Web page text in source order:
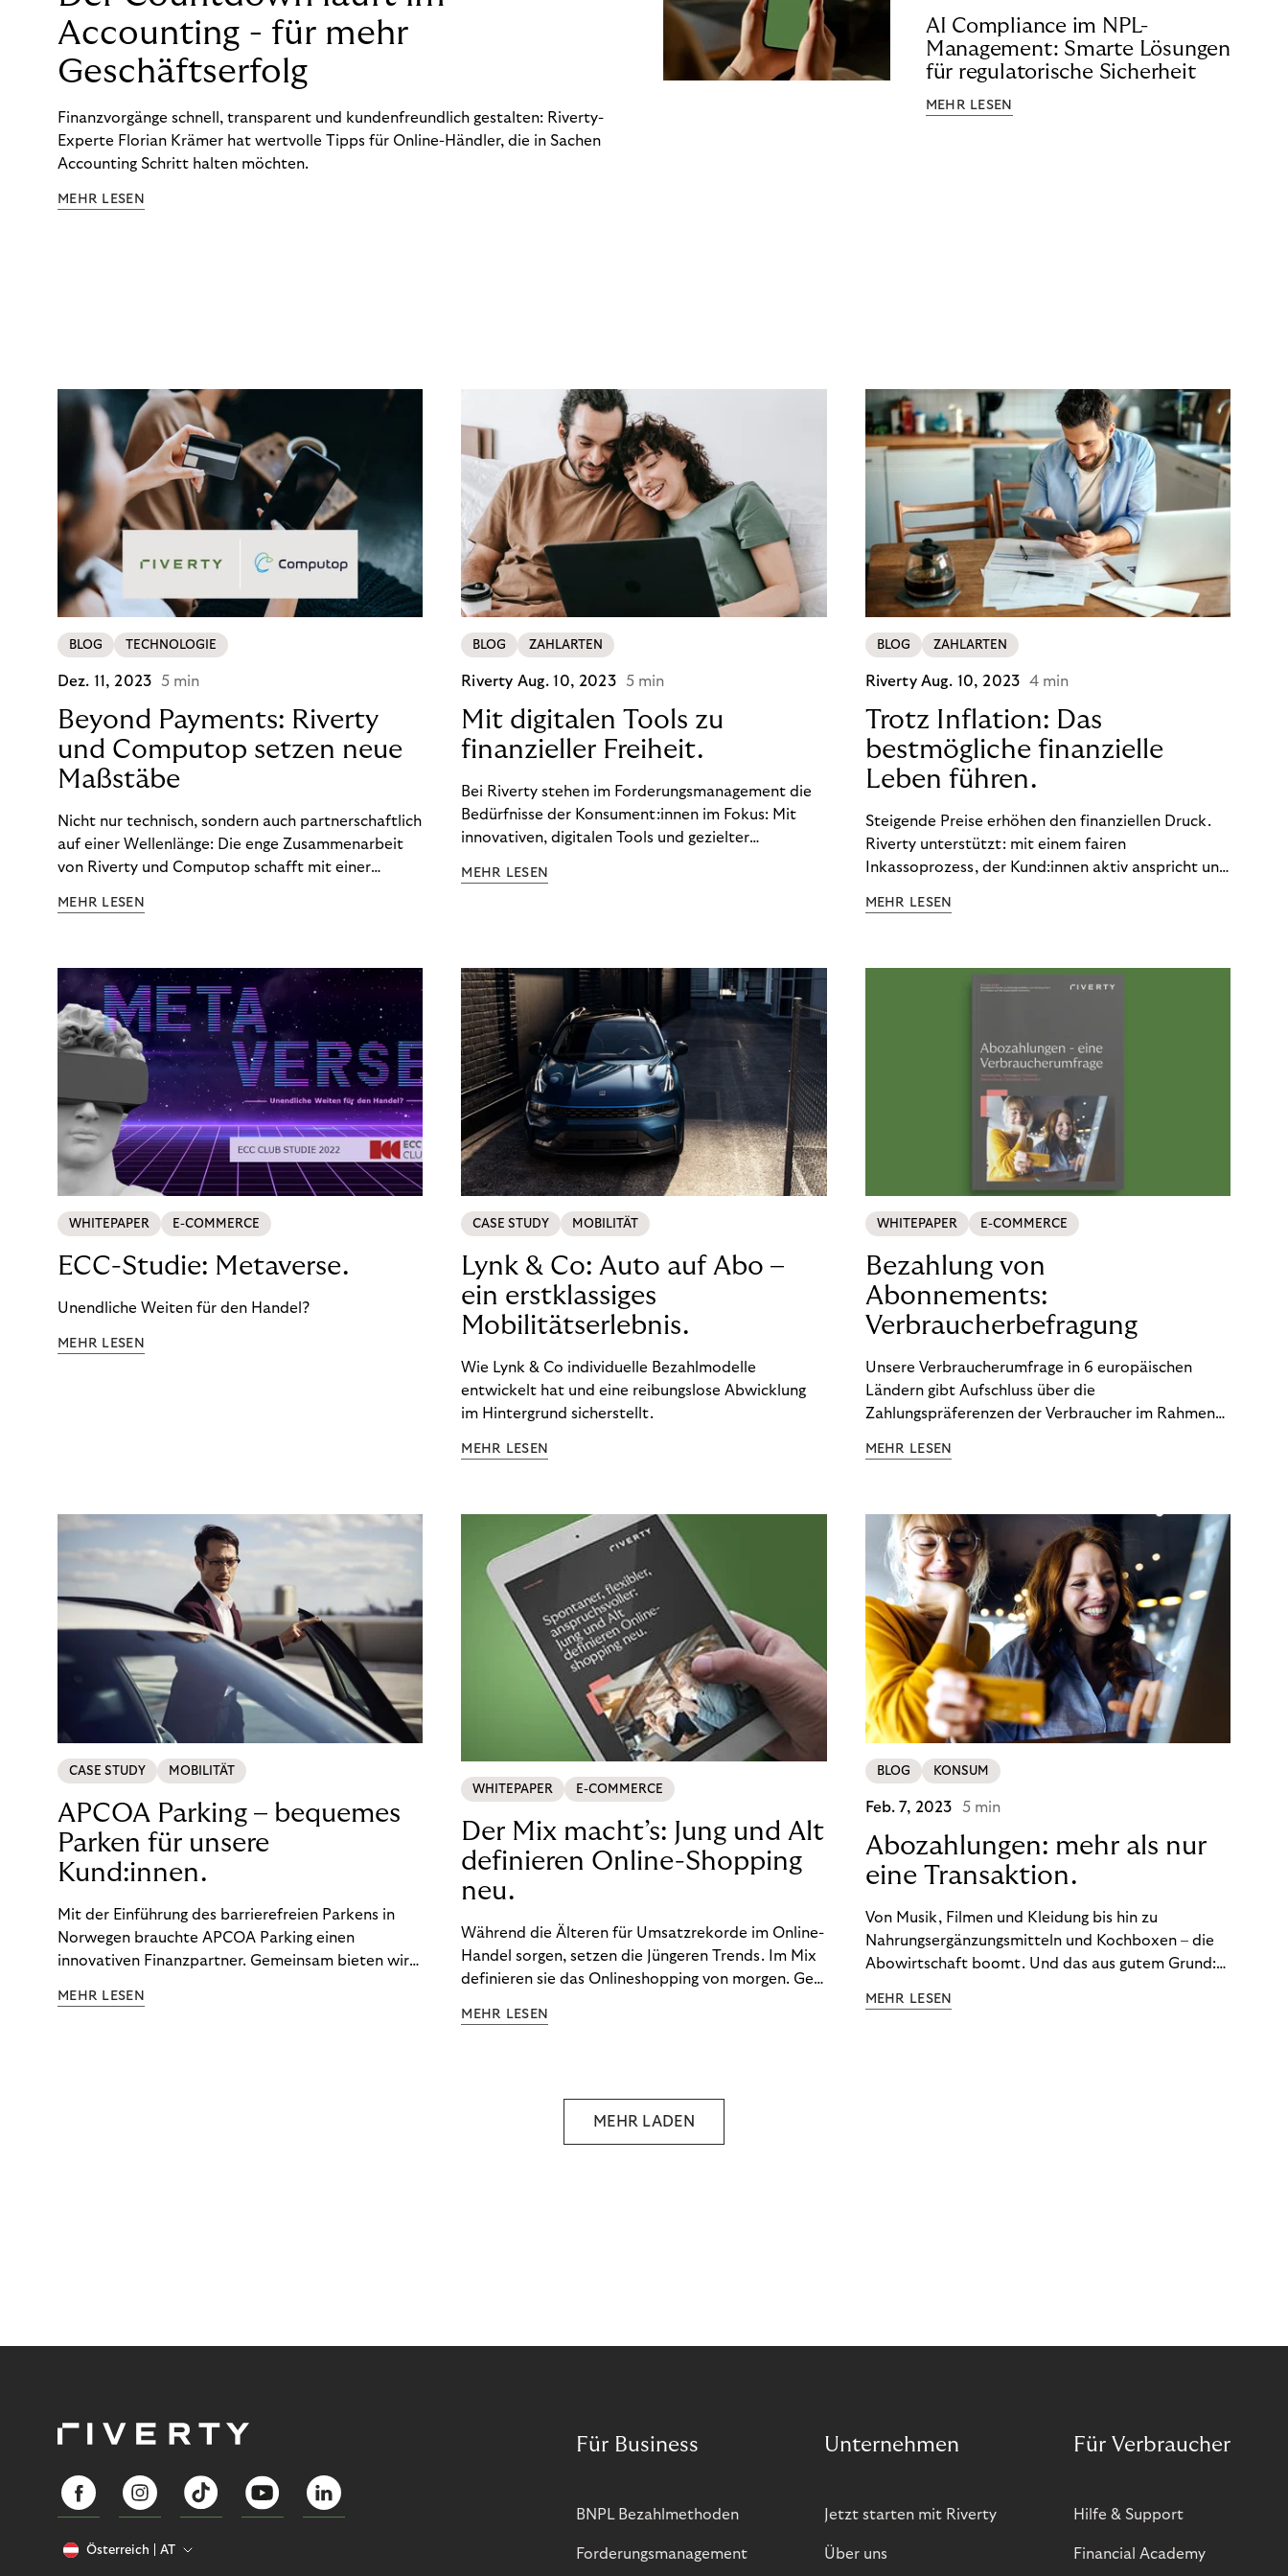
Accounting - für mehr
Geschäftserfolg
Finanzvorgänge schnell, transparent und kundenfreundlich gestalten: Riverty-
Experte Florian Krämer hat wertvolle Tipps für Online-Händler, die in Sachen
Accounting Schritt halten möchten.
MEHR LESEN
AI Compliance im NPL-
Management: Smarte Lösungen
für regulatorische Sicherheit
MEHR LESEN
BLOG TECHNOLOGIE
Dez. 11, 2023 5 min
Beyond Payments: Riverty
und Computop setzen neue
Maßstäbe
Nicht nur technisch, sondern auch partnerschaftlich
auf einer Wellenlänge: Die enge Zusammenarbeit
von Riverty und Computop schafft mit einer
Zahlungsabwicklung echte Mehrwerte für Händler.
MEHR LESEN
BLOG ZAHLARTEN
Riverty Aug. 10, 2023 5 min
Mit digitalen Tools zu
finanzieller Freiheit.
Bei Riverty stehen im Forderungsmanagement die
Bedürfnisse der Konsument:innen im Fokus: Mit
innovativen, digitalen Tools und gezielter
ein Leben in finanzieller Freiheit zu führen. So
MEHR LESEN
BLOG ZAHLARTEN
Riverty Aug. 10, 2023 4 min
Trotz Inflation: Das
bestmögliche finanzielle
Leben führen.
Steigende Preise erhöhen den finanziellen Druck.
Riverty unterstützt: mit einem fairen
Inkassoprozess, der Kund:innen aktiv anspricht und
Finanzbildung ermöglicht. So bleiben Menschen
MEHR LESEN
WHITEPAPER E-COMMERCE
ECC-Studie: Metaverse.
Unendliche Weiten für den Handel?
MEHR LESEN
CASE STUDY MOBILITÄT
Lynk & Co: Auto auf Abo –
ein erstklassiges
Mobilitätserlebnis.
Wie Lynk & Co individuelle Bezahlmodelle
entwickelt hat und eine reibungslose Abwicklung
im Hintergrund sicherstellt.
MEHR LESEN
WHITEPAPER E-COMMERCE
Bezahlung von
Abonnements:
Verbraucherbefragung
Unsere Verbraucherumfrage in 6 europäischen
Ländern gibt Aufschluss über die
Zahlungspräferenzen der Verbraucher im Rahmen
Ergebnisse, um zu erfahren, wie Sie
MEHR LESEN
CASE STUDY MOBILITÄT
APCOA Parking – bequemes
Parken für unsere
Kund:innen.
Mit der Einführung des barrierefreien Parkens in
Norwegen brauchte APCOA Parking einen
innovativen Finanzpartner. Gemeinsam bieten wir
Erlebnis.
MEHR LESEN
WHITEPAPER E-COMMERCE
Der Mix macht’s: Jung und Alt
definieren Online-Shopping
neu.
Während die Älteren für Umsatzrekorde im Online-
Handel sorgen, setzen die Jüngeren Trends. Im Mix
definieren sie das Onlineshopping von morgen. Gen
gemeinsame Leidenschaft - allerdings
MEHR LESEN
BLOG KONSUM
Feb. 7, 2023 5 min
Abozahlungen: mehr als nur
eine Transaktion.
Von Musik, Filmen und Kleidung bis hin zu
Nahrungsergänzungsmitteln und Kochboxen – die
Abowirtschaft boomt. Und das aus gutem Grund:
wünschen. Sie ermöglichen es uns, Produkte und
MEHR LESEN
MEHR LADEN
Österreich AT
Für Business
BNPL Bezahlmethoden
Forderungsmanagement
Unternehmen
Jetzt starten mit Riverty
Über uns
Für Verbraucher
Hilfe & Support
Financial Academy